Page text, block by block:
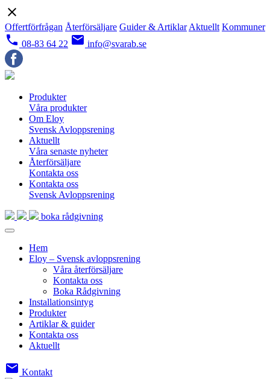
close
Offertförfrågan Återförsäljare Guider & Artiklar Aktuellt Kommuner
local_phone 08-83 64 22 email info@svarab.se
Produkter
Våra produkter
Om Eloy
Svensk Avloppsrening
Aktuellt
Våra senaste nyheter
Återförsäljare
Kontakta oss
Kontakta oss
Svensk Avloppsrening
boka rådgivning
Hem
Eloy – Svensk avloppsrening
Våra återförsäljare
Kontakta oss
Boka Rådgivning
Installationsintyg
Produkter
Artiklar & guider
Kontakta oss
Aktuellt
email Kontakt